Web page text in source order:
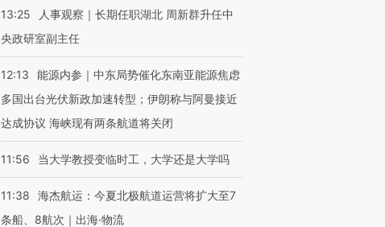
13:25
人事观察｜长期任职湖北 周新群升任中
央政研室副主任
12:13
能源内参｜中东局势催化东南亚能源焦虑
多国出台光伏新政加速转型；伊朗称与阿曼接近
达成协议 海峡现有两条航道将关闭
11:56 当大学教授变临时工，大学还是大学吗
11:38
海杰航运：今夏北极航道运营将扩大至7
条船、8航次｜出海·物流